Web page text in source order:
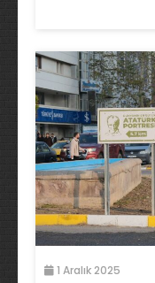
1 Aralık 2025